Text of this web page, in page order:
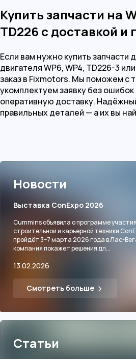
Купить запчасти на
TD226 с доставкой и
Если вам нужно купить запчасти
двигателя WP6, WP4, TD226-3
заказ в Fixmotors. Мы поможем с
укомплектуем заявку без ошибок
оперативную доставку.
правильных деталей — а их вы
Новости
Выставка ConExpo 2026
Cummins объявила о программе
строительной и карьерной техники
пройдёт 3–7 марта 2026 года в Лас-
компания покажет решения дл...
13.02.2026
Смотреть больше
Статьи